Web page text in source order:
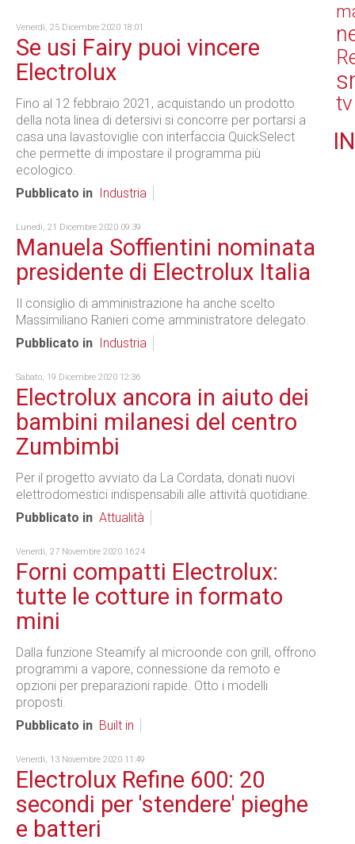
Venerdì, 25 Dicembre 2020 18:01
Se usi Fairy puoi vincere
Electrolux
Fino al 12 febbraio 2021, acquistando un prodotto
della nota linea di detersivi si concorre per portarsi a
casa una lavastoviglie con interfaccia QuickSelect
che permette di impostare il programma più
ecologico.
Pubblicato in
Industria
Lunedì, 21 Dicembre 2020 09:39
Manuela Soffientini nominata
presidente di Electrolux Italia
Il consiglio di amministrazione ha anche scelto
Massimiliano Ranieri come amministratore delegato.
Pubblicato in
Industria
Sabato, 19 Dicembre 2020 12:36
Electrolux ancora in aiuto dei
bambini milanesi del centro
Zumbimbi
Per il progetto avviato da La Cordata, donati nuovi
elettrodomestici indispensabili alle attività quotidiane.
Pubblicato in Attualità
Venerdì, 27 Novembre 2020 16:24
Forni compatti Electrolux:
tutte le cotture in formato
mini
Dalla funzione Steamify al microonde con grill, offrono
programmi a vapore, connessione da remoto e
opzioni per preparazioni rapide. Otto i modelli
proposti.
Pubblicato in Built in
Venerdì, 13 Novembre 2020 11:49
Electrolux Refine 600: 20
secondi per 'stendere' pieghe
e batteri
tv
IN